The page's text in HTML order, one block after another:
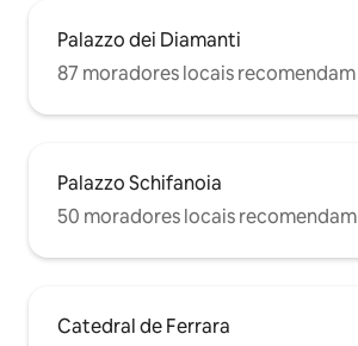
Palazzo dei Diamanti
87 moradores locais recomendam
Palazzo Schifanoia
50 moradores locais recomendam
Catedral de Ferrara